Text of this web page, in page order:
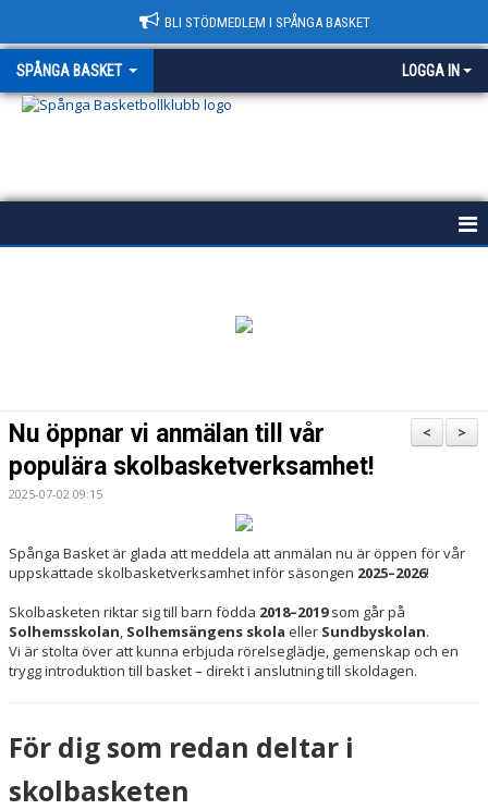
BLI STÖDMEDLEM I SPÅNGA BASKET
SPÅNGA BASKET LOGGA IN
KONTAKT & HALLAR
MEDLEMSAPP
STYRELSEN
NYHETER
KALENDER
>
<
Nu öppnar vi anmälan till vår
populära skolbasketverksamhet!
2025-07-02 09:15
Spånga Basket är glada att meddela att anmälan nu är öppen för vår
uppskattade skolbasketverksamhet inför säsongen 2025–2026!
Skolbasketen riktar sig till barn födda 2018–2019som går på
Solhemsskolan Solhemsängens skola eller Sundbyskolan.
Vi är stolta över att kunna erbjuda rörelseglädje, gemenskap och en
trygg introduktion till basket – direkt i anslutning till skoldagen.
För dig som redan deltar i
skolbasketen